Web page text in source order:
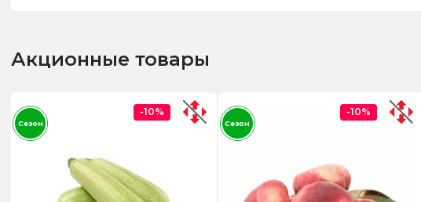
Акционные товары
-10%
Сезон
-10%
Сезон